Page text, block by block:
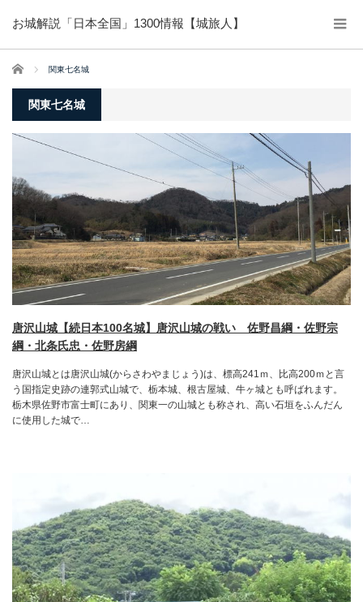
お城解説「日本全国」1300情報【城旅人】
ホーム 関東七名城
関東七名城
唐沢山城【続日本100名城】唐沢山城の戦い 佐野昌綱・佐野宗
綱・北条氏忠・佐野房綱
唐沢山城とは唐沢山城(からさわやまじょう)は、標高241ｍ、比高200ｍと言
う国指定史跡の連郭式山城で、栃本城、根古屋城、牛ヶ城とも呼ばれます。
栃木県佐野市富士町にあり、関東一の山城とも称され、高い石垣をふんだん
に使用した城で…